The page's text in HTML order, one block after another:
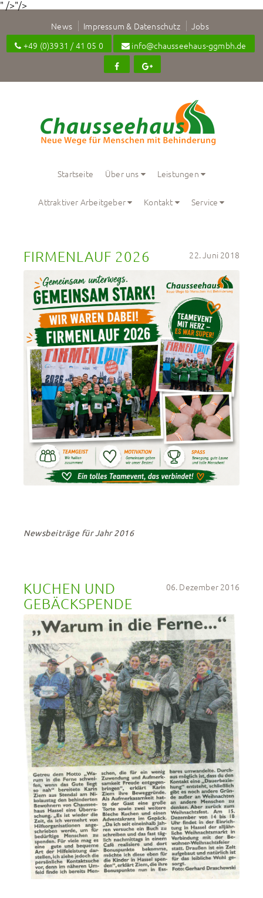
" />"/>
News Impressum & Datenschutz
Jobs
+49 (0)3931 / 41 05 0
info@chausseehaus-ggmbh.de
Startseite Über uns Leistungen
Attraktiver Arbeitgeber Kontakt Service
22. Juni 2018
FIRMENLAUF 2026
Newsbeiträge für Jahr 2016
06. Dezember 2016
KUCHEN UND
GEBÄCKSPENDE